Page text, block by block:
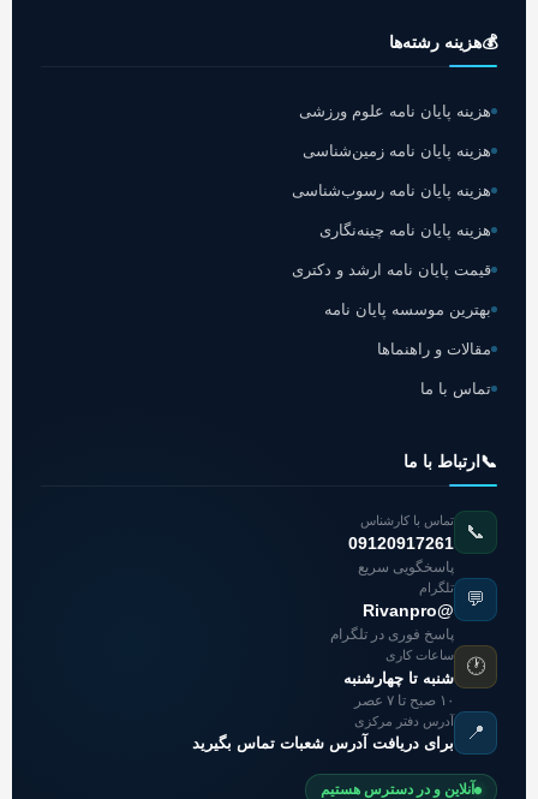
💰هزینه رشته‌ها
هزینه پایان نامه علوم ورزشی
هزینه پایان نامه زمین‌شناسی
هزینه پایان نامه رسوب‌شناسی
هزینه پایان نامه چینه‌نگاری
قیمت پایان نامه ارشد و دکتری
بهترین موسسه پایان نامه
مقالات و راهنماها
تماس با ما
📞 ارتباط با ما
📞
تماس با کارشناس
09120917261
پاسخگویی سریع
💬
تلگرام
@Rivanpro
پاسخ فوری در تلگرام
🕐
ساعات کاری
شنبه تا چهارشنبه
۱۰ صبح تا ۷ عصر
📍
آدرس دفتر مرکزی
برای دریافت آدرس شعبات تماس بگیرید
آنلاین و در دسترس هستیم